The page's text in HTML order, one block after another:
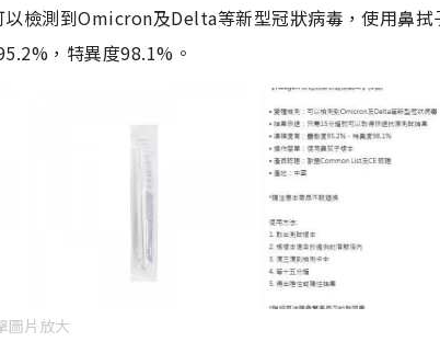
檢測到Omicron及Delta等新型冠狀病毒，使用鼻拭
，特異度98.1%。
圖片放大